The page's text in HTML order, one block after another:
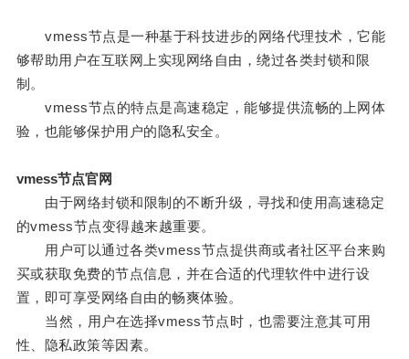
vmess节点是一种基于科技进步的网络代理技术，它能
够帮助用户在互联网上实现网络自由，绕过各类封锁和限
制。
vmess节点的特点是高速稳定，能够提供流畅的上网体
验，也能够保护用户的隐私安全。
vmess节点官网
由于网络封锁和限制的不断升级，寻找和使用高速稳定
的vmess节点变得越来越重要。
用户可以通过各类vmess节点提供商或者社区平台来购
买或获取免费的节点信息，并在合适的代理软件中进行设
置，即可享受网络自由的畅爽体验。
当然，用户在选择vmess节点时，也需要注意其可用
性、隐私政策等因素。